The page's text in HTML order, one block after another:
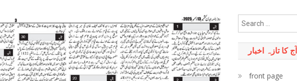
آج کا تازہ اخبار
front page